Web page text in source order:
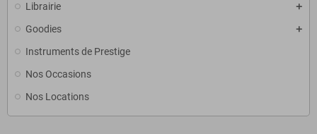
Librairie
Goodies
Instruments de Prestige
Nos Occasions
Nos Locations